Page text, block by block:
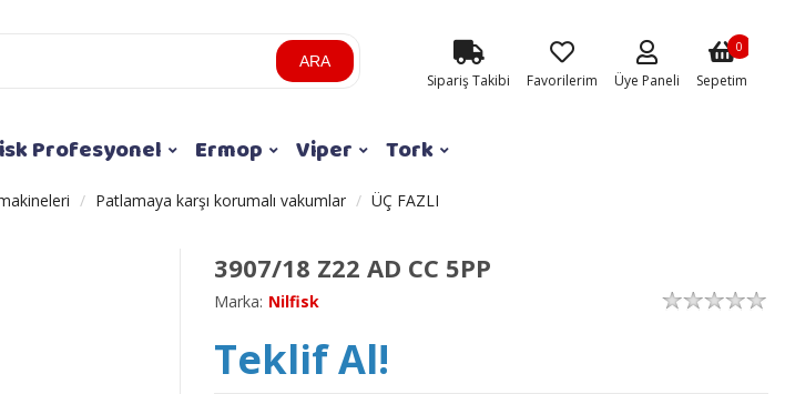
ARA
Sipariş Takibi Favorilerim Üye Paneli Sepetim
0
Profesyonel Ermop Viper Tork
Patlamaya karşı korumalı vakumlar ÜÇ FAZLI
3907/18 Z22 AD CC 5PP
Marka: Nilfisk
Teklif Al!